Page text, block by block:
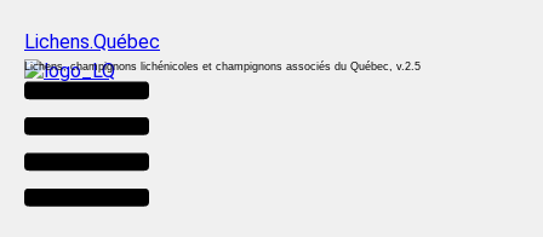
Lichens.Québec
Lichens, champignons lichénicoles et champignons associés du Québec, v.2.5
Menu